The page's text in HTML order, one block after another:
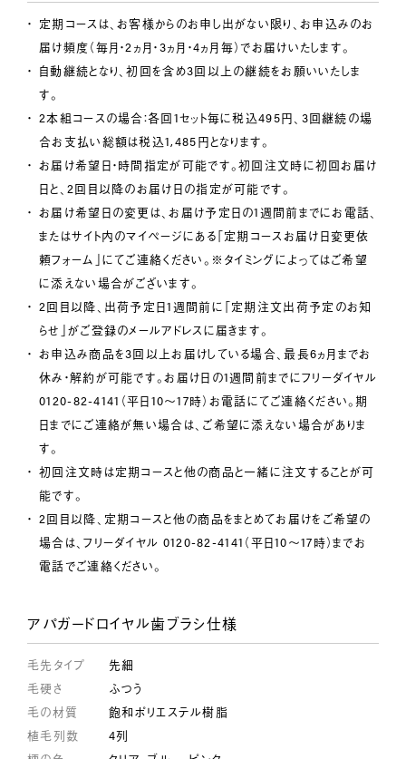
定期コースは、お客様からのお申し出がない限り、お申込みのお
届け頻度（毎月・2ヵ月・3ヵ月・4ヵ月毎）でお届けいたします。
自動継続となり、初回を含め3回以上の継続をお願いいたしま
す。
2本組コースの場合：各回1セット毎に税込495円、3回継続の場
合お支払い総額は税込1,485円となります。
お届け希望日・時間指定が可能です。初回注文時に初回お届け
日と、2回目以降のお届け日の指定が可能です。
お届け希望日の変更は、お届け予定日の1週間前までにお電話、
またはサイト内のマイページにある「定期コースお届け日変更依
頼フォーム」にてご連絡ください。※タイミングによってはご希望
に添えない場合がございます。
2回目以降、出荷予定日1週間前に「定期注文出荷予定のお知
らせ」がご登録のメールアドレスに届きます。
お申込み商品を3回以上お届けしている場合、最長6ヵ月までお
休み・解約が可能です。お届け日の1週間前までにフリーダイヤル
0120-82-4141（平日10～17時）お電話にてご連絡ください。期
日までにご連絡が無い場合は、ご希望に添えない場合がありま
す。
初回注文時は定期コースと他の商品と一緒に注文することが可
能です。
2回目以降、定期コースと他の商品をまとめてお届けをご希望の
場合は、フリーダイヤル 0120-82-4141（平日10～17時）までお
電話でご連絡ください。
アパガードロイヤル歯ブラシ仕様
毛先タイプ
先細
毛硬さ
ふつう
毛の材質
飽和ポリエステル樹脂
植毛列数
4列